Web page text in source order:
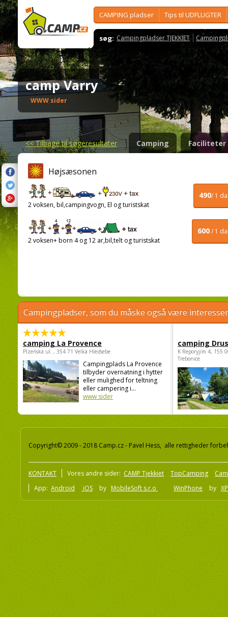
CAMPING pladser Tips til UDFLUGTER
søg: Campingpladser TJEKKIET
camp Varry
WWW sider
<<Tilbage til søgeresultater Camping Faciliteter
Højsæsonen
490/ 1
2 voksen, bil,campingvogn, El og turistskat
600/ 1
2 voksen+ born 4 og 12 ar,bil,telt og turistskat
Campingpladser, som du måske også være
camping La Provence
Plzeňská ul. , 354 71 Velká Hleďsebe
Campingplads La Provence
tilbyder overnatning i hytter
eller mulighed for teltning
eller campering i...
www sider
camping
K Reporyjim 4, 155
Trebonice
Copyright© 2009 - 2018 Camp.cz - Pavel Hess, alle rettigheder
KONTAKT Vores andre sider: CAMP Tjekkiet TopCamping
App: Android iOS by MobileSoft s.r.o WinPhone by